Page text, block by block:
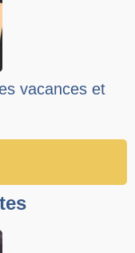
vacances et